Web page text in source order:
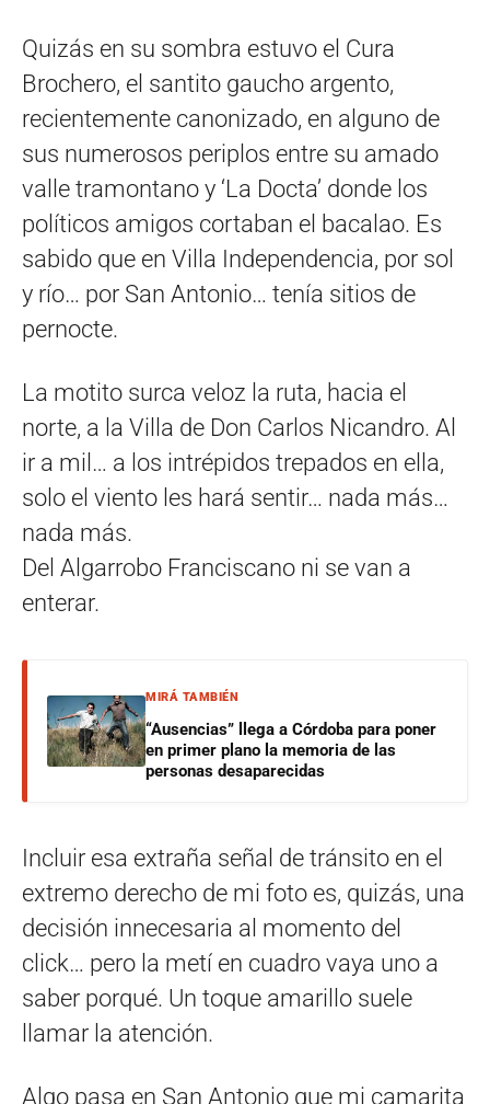
Quizás en su sombra estuvo el Cura
Brochero, el santito gaucho argento,
recientemente canonizado, en alguno de
sus numerosos periplos entre su amado
valle tramontano y ‘La Docta’ donde los
políticos amigos cortaban el bacalao. Es
sabido que en Villa Independencia, por sol
y río… por San Antonio… tenía sitios de
pernocte.
La motito surca veloz la ruta, hacia el
norte, a la Villa de Don Carlos Nicandro. Al
ir a mil… a los intrépidos trepados en ella,
solo el viento les hará sentir… nada más…
nada más.
Del Algarrobo Franciscano ni se van a
enterar.
MIRÁ TAMBIÉN
“Ausencias” llega a Córdoba para poner
en primer plano la memoria de las
personas desaparecidas
Incluir esa extraña señal de tránsito en el
extremo derecho de mi foto es, quizás, una
decisión innecesaria al momento del
click… pero la metí en cuadro vaya uno a
saber porqué. Un toque amarillo suele
llamar la atención.
Algo pasa en San Antonio que mi camarita